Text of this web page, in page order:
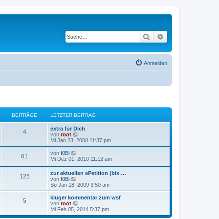
Suche
Anmelden
BEITRÄGE LETZTER BEITRAG
4
extra für Dich
von root
e
u
s
e
r
e
i
t
a
g
Mi Jan 23, 2008 11:37 pm
61 von KlBi
e
e
s
t
e
r
B
e
i
t
Mi Dez 01, 2010 11:12 am
125
zur aktuellen ePetition (bis …
von KlBi
e
u
e
s
t
So Jan 18, 2009 3:50 am
5
kluger kommentar zum wsf
von root
e
u
Mi Feb 05, 2014 5:37 pm